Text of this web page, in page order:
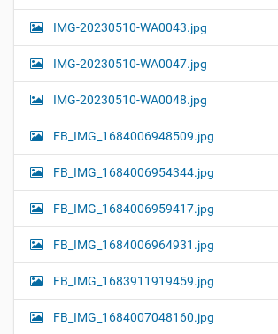
IMG-20230510-WA0043.jpg
IMG-20230510-WA0047.jpg
IMG-20230510-WA0048.jpg
FB_IMG_1684006948509.jpg
FB_IMG_1684006954344.jpg
FB_IMG_1684006959417.jpg
FB_IMG_1684006964931.jpg
FB_IMG_1683911919459.jpg
FB_IMG_1684007048160.jpg